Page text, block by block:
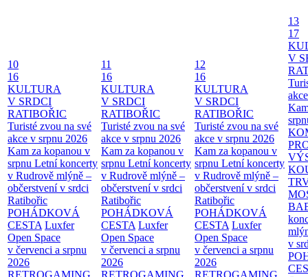
10
16
KULTURA
V SRDCI
RATIBOŘIC
Turisté zvou na své
akce v srpnu 2026
Kam za kopanou v
srpnu Letní koncerty
v Rudrově mlýně –
občerstvení v srdci
Ratibořic
POHÁDKOVÁ
CESTA Luxfer
Open Space
v červenci a srpnu
2026
RETROGAMING
11
16
KULTURA
V SRDCI
RATIBOŘIC
Turisté zvou na své
akce v srpnu 2026
Kam za kopanou v
srpnu Letní koncerty
v Rudrově mlýně –
občerstvení v srdci
Ratibořic
POHÁDKOVÁ
CESTA Luxfer
Open Space
v červenci a srpnu
2026
RETROGAMING
12
16
KULTURA
V SRDCI
RATIBOŘIC
Turisté zvou na své
akce v srpnu 2026
Kam za kopanou v
srpnu Letní koncerty
v Rudrově mlýně –
občerstvení v srdci
Ratibořic
POHÁDKOVÁ
CESTA Luxfer
Open Space
v červenci a srpnu
2026
RETROGAMING
13
17
V
v